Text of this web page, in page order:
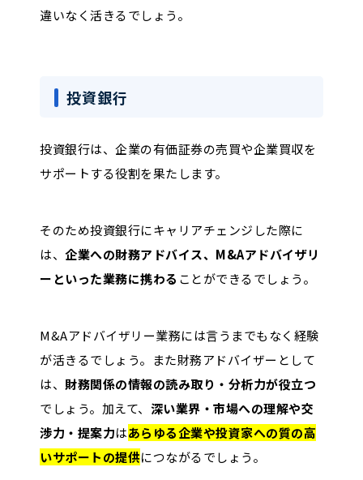
違いなく活きるでしょう。
投資銀行
投資銀行は、企業の有価証券の売買や企業買収を
サポートする役割を果たします。
そのため投資銀行にキャリアチェンジした際に
は、 企業への財務アドバイス、M&Aアドバイザリ
ーといった業務に携わる ことができるでしょう。
M&Aアドバイザリー業務には言うまでもなく経験
が活きるでしょう。また財務アドバイザーとして
は、 財務関係の情報の読み取り・分析力が役立つ
でしょう。加えて、 深い業界・市場への理解や交
渉力・提案力はあらゆる企業や投資家への質の高
いサポートの提供につながるでしょう。